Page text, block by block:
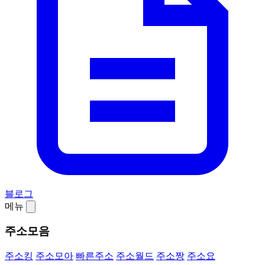
블로그
메뉴
주소모음
주소킹 주소모아 빠른주소 주소월드 주소짱 주소요